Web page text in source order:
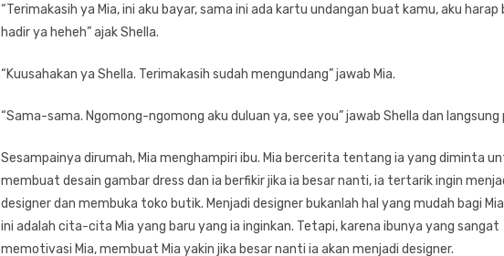
“Terimakasih ya Mia, ini aku bayar, sama ini ada kartu undangan buat kamu, aku harap
hadir ya heheh” ajak Shella.
“Kuusahakan ya Shella. Terimakasih sudah mengundang” jawab Mia.
“Sama-sama. Ngomong-ngomong aku duluan ya, see you” jawab Shella dan langsung
Sesampainya dirumah, Mia menghampiri ibu. Mia bercerita tentang ia yang diminta
membuat desain gambar dress dan ia berfikir jika ia besar nanti, ia tertarik ingin
designer dan membuka toko butik. Menjadi designer bukanlah hal yang mudah bagi
ini adalah cita-cita Mia yang baru yang ia inginkan. Tetapi, karena ibunya yang sangat
memotivasi Mia, membuat Mia yakin jika besar nanti ia akan menjadi designer.